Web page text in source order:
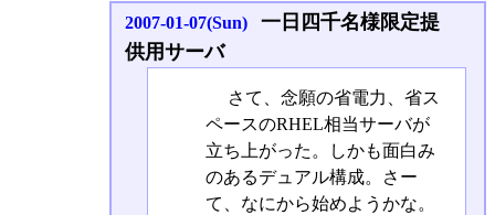
2007-01-07(Sun)
一日四千名様限定提
供用サーバ
さて、念願の省電力、省ス
ペースのRHEL相当サーバが
立ち上がった。しかも面白み
のあるデュアル構成。さー
て、なにから始めようかな。